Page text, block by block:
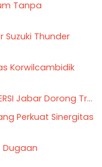
Tanpa
Thunder
Korwilcambidik
Jabar Dorong Tr...
Perkuat Sinergitas
Dugaan